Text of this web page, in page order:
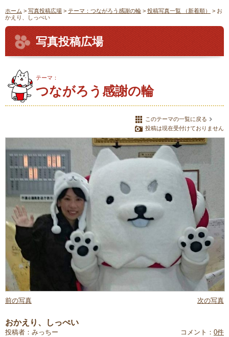
ホーム > 写真投稿広場 > テーマ：つながろう感謝の輪 > 投稿写真一覧 （新着順）
> お
かえり、しっぺい
写真投稿広場
テーマ：
つながろう感謝の輪
このテーマの一覧に戻る
投稿は現在受付けておりません
前の写真 次の写真
おかえり、しっぺい
投稿者：みっちー コメント： 0件